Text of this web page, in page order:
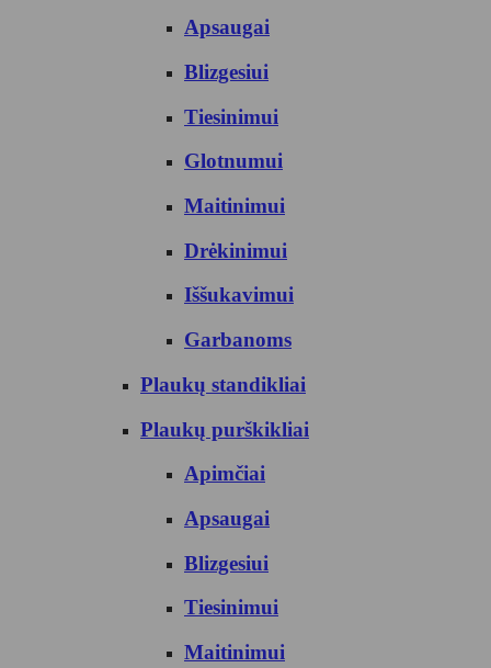
Apsaugai
Blizgesiui
Tiesinimui
Glotnumui
Maitinimui
Drėkinimui
Iššukavimui
Garbanoms
Plaukų standikliai
Plaukų purškikliai
Apimčiai
Apsaugai
Blizgesiui
Tiesinimui
Maitinimui